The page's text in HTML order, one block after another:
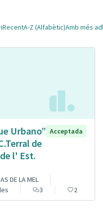
RecentA-Z (Alfabètic)Amb més
Urbano”
de
l' Est.
Acceptada
DE LA MEL
3 2